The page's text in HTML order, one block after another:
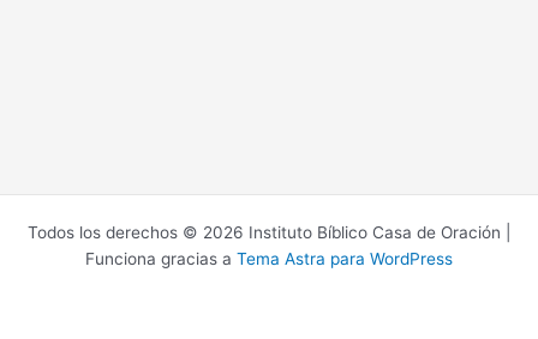
Todos los derechos © 2026 Instituto Bíblico Casa de Oración |
Funciona gracias a Tema Astra para WordPress